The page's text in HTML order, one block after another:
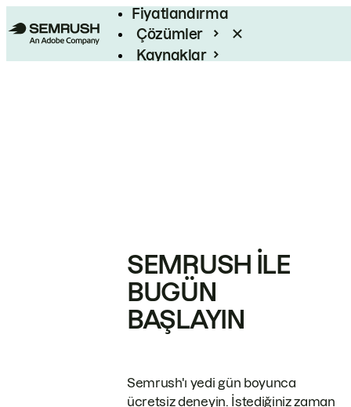
Fiyatlandırma
Çözümler
Kaynaklar
SEMRUSH ILE
BUGÜN
BAŞLAYIN
Semrush'ı yedi gün boyunca
ücretsiz deneyin. İstediğiniz zaman